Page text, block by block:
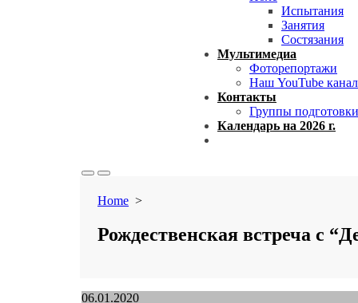
Испытания
Занятия
Состязания
Мультимедиа
Фоторепортажи
Наш YouTube канал
Контакты
Группы подготовки
Календарь на 2026 г.
SearchMenu
Home >
Рождественская встреча с
Published
06.01.2020